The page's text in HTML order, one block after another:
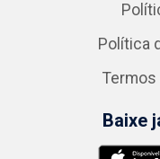
Política
Termos
Baixe